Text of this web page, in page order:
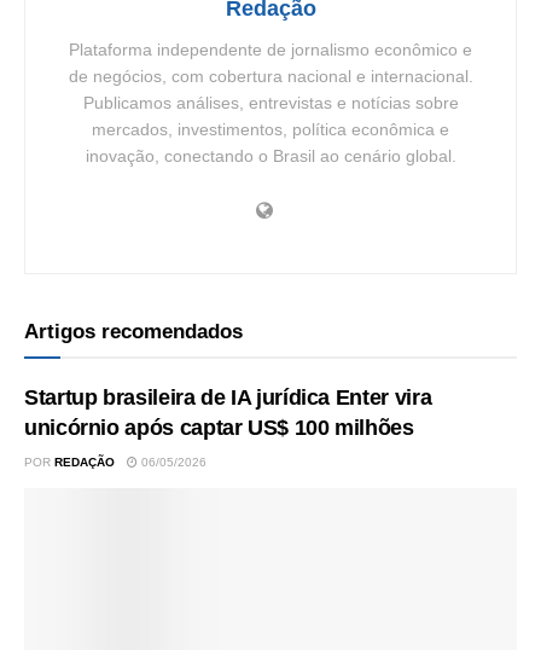
Redação
Plataforma independente de jornalismo econômico e
de negócios, com cobertura nacional e internacional.
Publicamos análises, entrevistas e notícias sobre
mercados, investimentos, política econômica e
inovação, conectando o Brasil ao cenário global.
Artigos recomendados
Startup brasileira de IA jurídica Enter vira
unicórnio após captar US$ 100 milhões
POR REDAÇÃO 06/05/2026